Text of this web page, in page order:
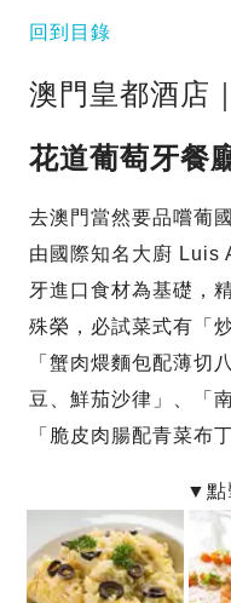
回到目錄
澳門皇都酒店
花道葡萄牙餐
去澳門當然要品嚐葡
由國際知名大廚 Luis
牙進口食材為基礎，
殊榮，必試菜式有「
「蟹肉煨麵包配薄切
豆、鮮茄沙律」、「
「脆皮肉腸配青菜布